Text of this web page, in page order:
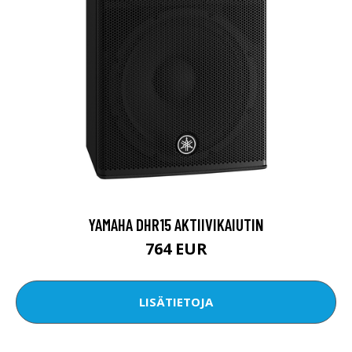
YAMAHA DHR15 AKTIIVIKAIUTIN
764 EUR
LISÄTIETOJA